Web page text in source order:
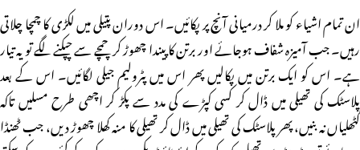
ان تمام اشیاء کو ملا کر درمیانی آنچ پر پکائیں۔ اس دوران پتیلی میں لکڑی کا چمچا چلاتی
رہیں۔ جب آمیزہ شفاف ہوجائے اور برتن کا پیندا چھوڑ کر چمچے سے چپکنے لگے تو یہ تیار
ہے۔ اس کو ایک برتن میں پکالیں پھر اس میں پٹرولیم جیلی لگائیں۔ اس کے بعد
پلاسٹک کی تھیلی میں ڈال کر کسی کپڑے کی مدد سے پکڑ کر اچھی طرح مسلیں تاکہ
گٹھلیاں نہ بنیں، پھر پلاسٹک کی تھیلی میں ڈال کر تھیلی کا منہ کھلا چھوڑ دیں، جب ٹھنڈا